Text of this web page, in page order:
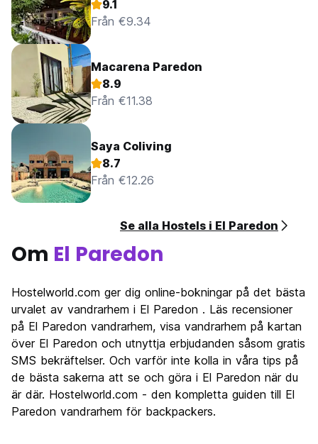
9.1
Från €9.34
Macarena Paredon
8.9
Från €11.38
Saya Coliving
8.7
Från €12.26
Se alla Hostels i El Paredon
Om El Paredon
Hostelworld.com ger dig online-bokningar på det bästa
urvalet av vandrarhem i El Paredon . Läs recensioner
på El Paredon vandrarhem, visa vandrarhem på kartan
över El Paredon och utnyttja erbjudanden såsom gratis
SMS bekräftelser. Och varför inte kolla in våra tips på
de bästa sakerna att se och göra i El Paredon när du
är där. Hostelworld.com - den kompletta guiden till El
Paredon vandrarhem för backpackers.